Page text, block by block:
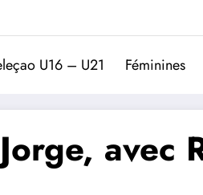
Trivela
L'actualité du football
U16 – U21 Féminines
avec